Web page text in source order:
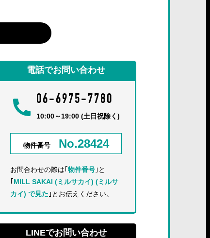
電話でお問い合わせ
06-6975-7780
10:00～19:00 (土日祝除く)
物件番号 No.28424
お問合わせの際は｢ 物件番号 ｣と
MILL SAKAI (ミルサカイ) (ミルサ
カイ) で見た ｣とお伝えください。
LINEでお問い合わせ